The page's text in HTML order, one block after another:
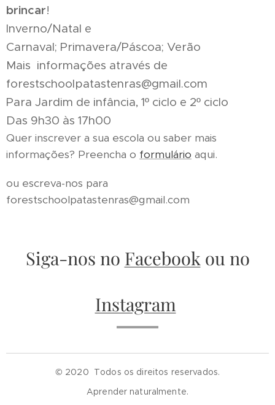
brincar!
Inverno/Natal e
Carnaval; Primavera/Páscoa; Verão
Mais informações através de
forestschoolpatastenras@gmail.com
Para Jardim de infância, 1º ciclo e 2º ciclo
Das 9h30 às 17h00
Quer inscrever a sua escola ou saber mais
informações? Preencha o formulário aqui.
ou escreva-nos para
forestschoolpatastenras@gmail.com
Siga-nos no Facebook ou no
Instagram
© 2020 Todos os direitos reservados.
Aprender naturalmente.